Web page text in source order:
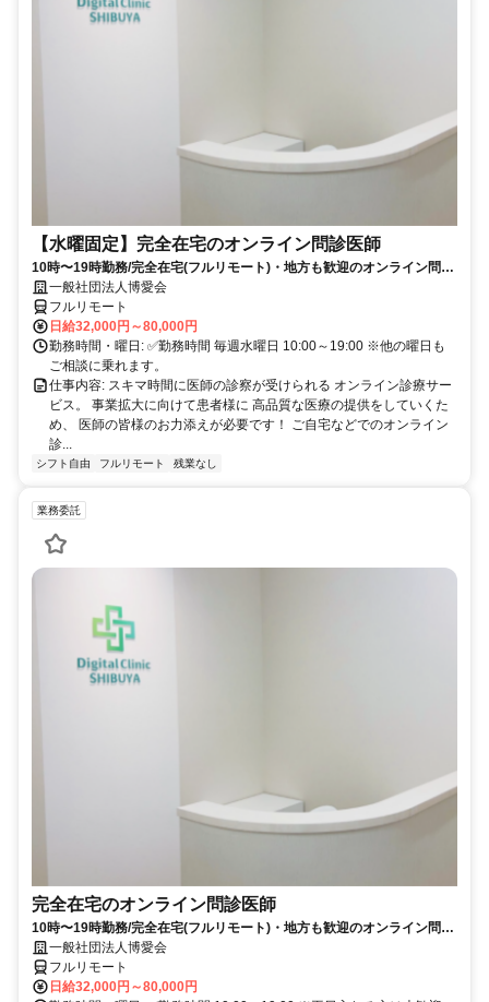
【水曜固定】完全在宅のオンライン問診医師
10時〜19時勤務/完全在宅(フルリモート)・地方も歓迎のオンライン問診
業務一般社団法人博愛会
フルリモート
日給32,000円～80,000円
勤務時間・曜日: ✅勤務時間 毎週水曜日 10:00～19:00 ※他の曜日も
ご相談に乗れます。
仕事内容: スキマ時間に医師の診察が受けられる オンライン診療サー
ビス。 事業拡大に向けて患者様に 高品質な医療の提供をしていくた
め、 医師の皆様のお力添えが必要です！ ご自宅などでのオンライン
診...
シフト自由 フルリモート 残業なし
業務委託
完全在宅のオンライン問診医師
10時〜19時勤務/完全在宅(フルリモート)・地方も歓迎のオンライン問診
業務一般社団法人博愛会
フルリモート
日給32,000円～80,000円